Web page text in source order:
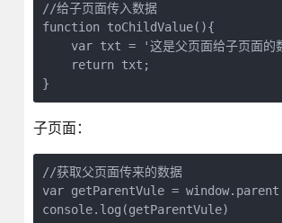
//给子页面传入数据
function toChildValue(){
var txt = '这是父页面给子页面的
    return txt;
}
子页面：
//获取父页面传来的数据
var getParentVule =
console.log(getParentVule)